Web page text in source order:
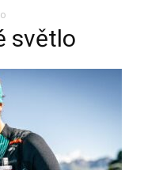
světlo